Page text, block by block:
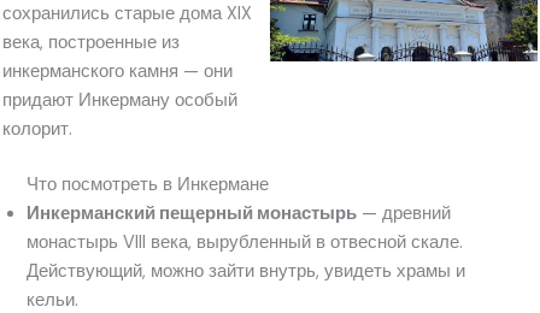
сохранились старые дома XIX
века, построенные из
инкерманского камня — они
придают Инкерману особый
колорит.
Что посмотреть в Инкермане
Инкерманский пещерный монастырь — древний
монастырь VIII века, вырубленный в отвесной скале.
Действующий, можно зайти внутрь, увидеть храмы и
кельи.